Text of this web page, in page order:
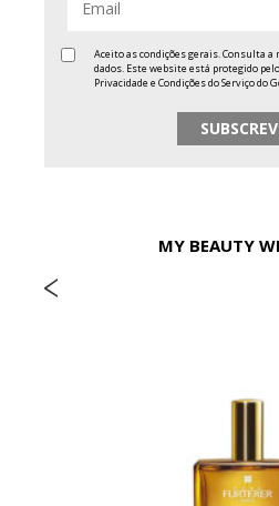
Aceito as condições gerais. Consulta a
dados. Este website está protegido pelo
Privacidade e Condições do Serviçodo
MY BEAUTY